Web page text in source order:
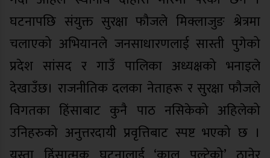
घटनापछि संयुक्त सुरक्षा फौजले मिक्लाजुङ श्रेत्रमा
चलाएको अभियानले जनसाधारणलाई सास्ती पुगेको
प्रदेश सांसद र गाउँ पालिका अध्यक्षको भनाइले
देखाउँछ। राजनीतिक दलका नेताहरू र सुरक्षा फौजले
विगतका हिंसाबाट कुनै पाठ नसिकेको अहिलेको
उनिहरुको अनुत्तरदायी प्रवृत्तिबाट स्पष्ट भएको छ ।